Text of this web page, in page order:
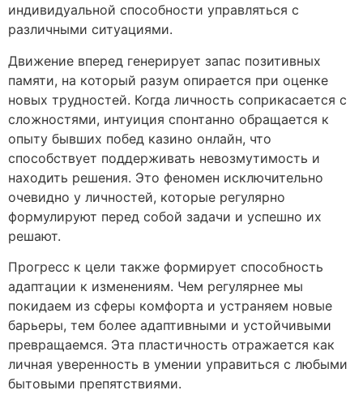
индивидуальной способности управляться с
различными ситуациями.
Движение вперед генерирует запас позитивных
памяти, на который разум опирается при оценке
новых трудностей. Когда личность соприкасается с
сложностями, интуиция спонтанно обращается к
опыту бывших побед казино онлайн, что
способствует поддерживать невозмутимость и
находить решения. Это феномен исключительно
очевидно у личностей, которые регулярно
формулируют перед собой задачи и успешно их
решают.
Прогресс к цели также формирует способность
адаптации к изменениям. Чем регулярнее мы
покидаем из сферы комфорта и устраняем новые
барьеры, тем более адаптивными и устойчивыми
превращаемся. Эта пластичность отражается как
личная уверенность в умении управиться с любыми
бытовыми препятствиями.